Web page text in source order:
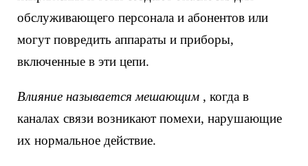
обслуживающего персонала и абонентов или
могут повредить аппараты и приборы,
включенные в эти цепи.
Влияние называется мешающим , когда в
каналах связи возникают помехи, нарушающие
их нормальное действие.